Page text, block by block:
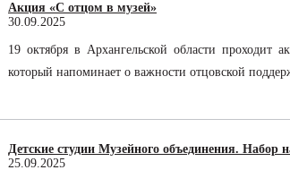
Акция «С отцом в музей»
30.09.2025
19 октября в Архангельской области
который напоминает о важности отцовской
Детские студии Музейного объединения. Набор
25.09.2025